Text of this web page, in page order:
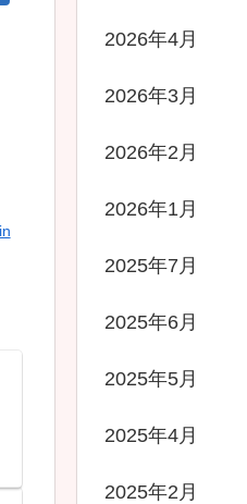
2026年4月
2026年3月
2026年2月
2026年1月
2025年7月
2025年6月
2025年5月
2025年4月
2025年2月